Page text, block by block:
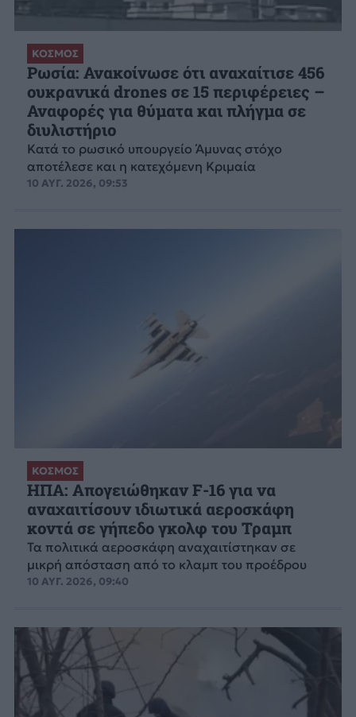
ΚΟΣΜΟΣ
Ρωσία: Ανακοίνωσε ότι αναχαίτισε 456
ουκρανικά drones σε 15 περιφέρειες –
Αναφορές για θύματα και πλήγμα σε
διυλιστήριο
Κατά το ρωσικό υπουργείο Άμυνας στόχο
αποτέλεσε και η κατεχόμενη Κριμαία
10 ΑΥΓ. 2026, 09:53
ΚΟΣΜΟΣ
ΗΠΑ: Απογειώθηκαν F-16 για να
αναχαιτίσουν ιδιωτικά αεροσκάφη
κοντά σε γήπεδο γκολφ του Τραμπ
Τα πολιτικά αεροσκάφη αναχαιτίστηκαν σε
μικρή απόσταση από το κλαμπ του προέδρου
10 ΑΥΓ. 2026, 09:40